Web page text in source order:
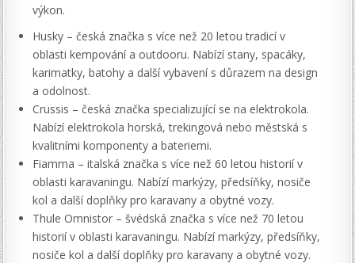
výkon.
Husky – česká značka s více než 20 letou tradicí v
oblasti kempování a outdooru. Nabízí stany, spacáky,
karimatky, batohy a další vybavení s důrazem na design
a odolnost.
Crussis – česká značka specializující se na elektrokola.
Nabízí elektrokola horská, trekingová nebo městská s
kvalitními komponenty a bateriemi.
Fiamma – italská značka s více než 60 letou historií v
oblasti karavaningu. Nabízí markýzy, předsíňky, nosiče
kol a další doplňky pro karavany a obytné vozy.
Thule Omnistor – švédská značka s více než 70 letou
historií v oblasti karavaningu. Nabízí markýzy, předsíňky,
nosiče kol a další doplňky pro karavany a obytné vozy.